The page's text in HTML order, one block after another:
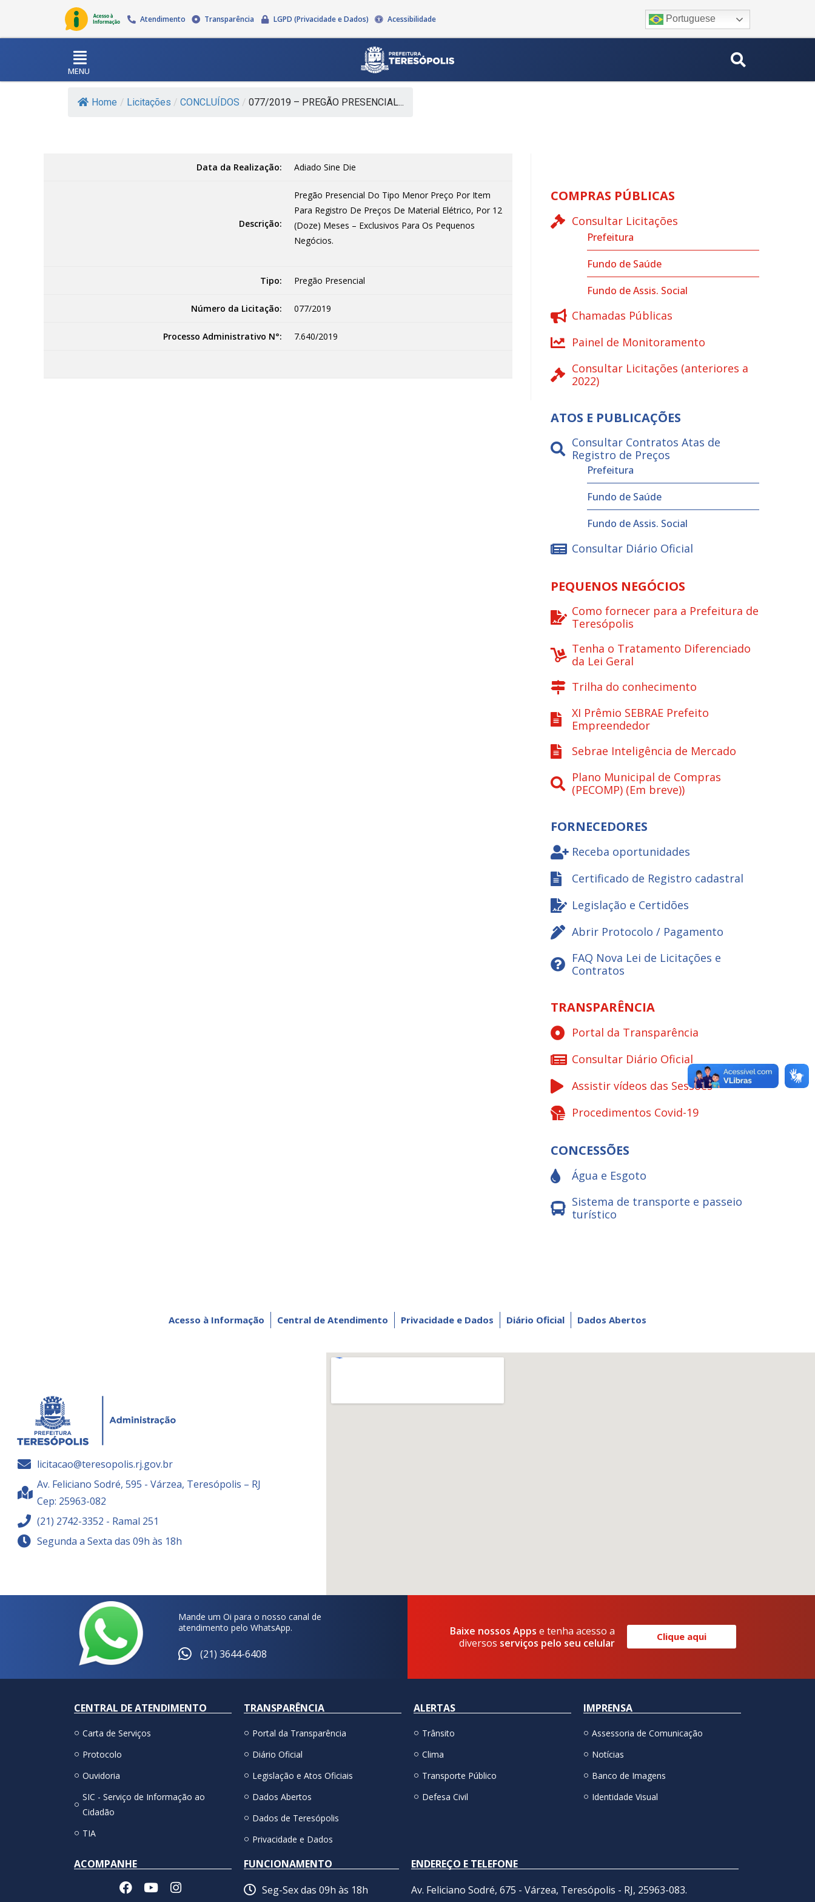
Atendimento Transparência LGPD (Privacidade e Dados) Acessibilidade Portuguese
MENU
Home / Licitações / CONCLUÍDOS / 077/2019 – PREGÃO PRESENCIAL...
Data da Realização: Adiado Sine Die
Descrição:
Pregão Presencial Do Tipo Menor Preço Por Item
Para Registro De Preços De Material Elétrico, Por 12
(Doze) Meses – Exclusivos Para Os Pequenos
Negócios.
Tipo: Pregão Presencial
Número da Licitação: 077/2019
Processo Administrativo N°: 7.640/2019
COMPRAS PÚBLICAS
Consultar Licitações
Prefeitura
Fundo de Saúde
Fundo de Assis. Social
Chamadas Públicas
Painel de Monitoramento
Consultar Licitações (anteriores a
2022)
ATOS E PUBLICAÇÕES
Consultar Contratos Atas de
Registro de Preços
Prefeitura
Fundo de Saúde
Fundo de Assis. Social
Consultar Diário Oficial
PEQUENOS NEGÓCIOS
Como fornecer para a Prefeitura de
Teresópolis
Tenha o Tratamento Diferenciado
da Lei Geral
Trilha do conhecimento
XI Prêmio SEBRAE Prefeito
Empreendedor
Sebrae Inteligência de Mercado
Plano Municipal de Compras
(PECOMP) (Em breve))
FORNECEDORES
Receba oportunidades
Certificado de Registro cadastral
Legislação e Certidões
Abrir Protocolo / Pagamento
FAQ Nova Lei de Licitações e
Contratos
TRANSPARÊNCIA
Portal da Transparência
Consultar Diário Oficial
Assistir vídeos das Sessões
Procedimentos Covid-19
CONCESSÕES
Água e Esgoto
Sistema de transporte e passeio
turístico
Acesso à Informação Central de Atendimento Privacidade e Dados Diário Oficial Dados Abertos
licitacao@teresopolis.rj.gov.br
Av. Feliciano Sodré, 595 - Várzea, Teresópolis – RJ
Cep: 25963-082
(21) 2742-3352 - Ramal 251
Segunda a Sexta das 09h às 18h
Mande um Oi para o nosso canal de
atendimento pelo WhatsApp.
(21) 3644-6408
Baixe nossos Appse tenha acesso a
diversos serviços pelo seu celular Clique aqui
CENTRAL DE ATENDIMENTO
Carta de Serviços
Protocolo
Ouvidoria
SIC - Serviço de Informação ao
Cidadão
TIA
TRANSPARÊNCIA
Portal da Transparência
Diário Oficial
Legislação e Atos Oficiais
Dados Abertos
Dados de Teresópolis
Privacidade e Dados
ALERTAS
Trânsito
Clima
Transporte Público
Defesa Civil
IMPRENSA
Assessoria de Comunicação
Notícias
Banco de Imagens
Identidade Visual
ACOMPANHE
FUNCIONAMENTO
Seg-Sex das 09h às 18h
ENDEREÇO E TELEFONE
Av. Feliciano Sodré, 675 - Várzea, Teresópolis - RJ, 25963-083.